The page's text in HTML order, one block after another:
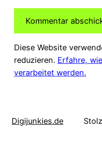
Diese Website
reduzieren. Erfahre,
verarbeitet werden.
Digijunkies.de